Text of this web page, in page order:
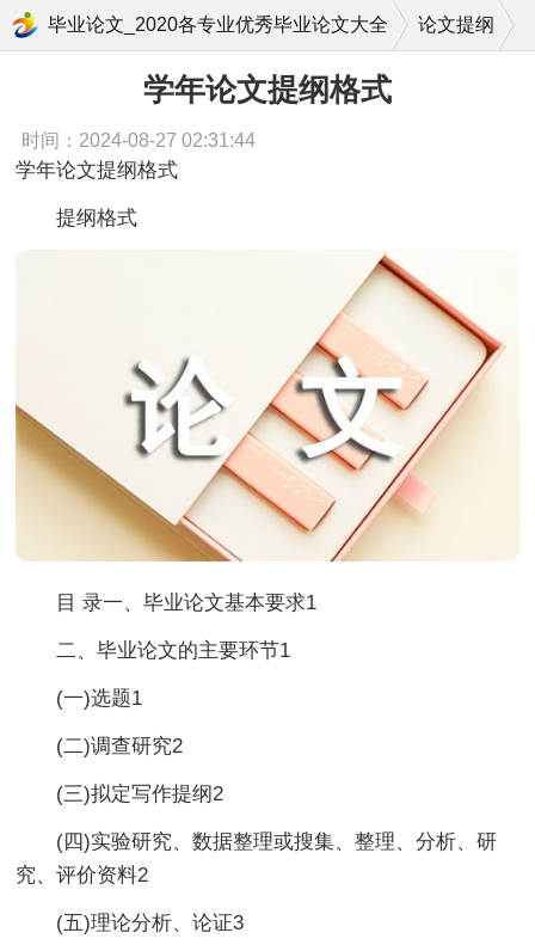
毕业论文_2020各专业优秀毕业论文大全 论文提纲
学年论文提纲格式
时间：2024-08-27 02:31:44
学年论文提纲格式
提纲格式
目 录一、毕业论文基本要求1
二、毕业论文的主要环节1
(一)选题1
(二)调查研究2
(三)拟定写作提纲2
(四)实验研究、数据整理或搜集、整理、分析、研
究、评价资料2
(五)理论分析、论证3